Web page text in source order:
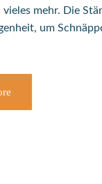
vieles mehr. Die
um